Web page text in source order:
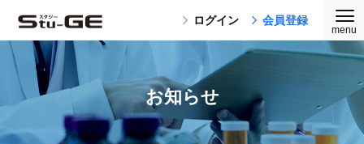
ログイン 会員登録
お知らせ